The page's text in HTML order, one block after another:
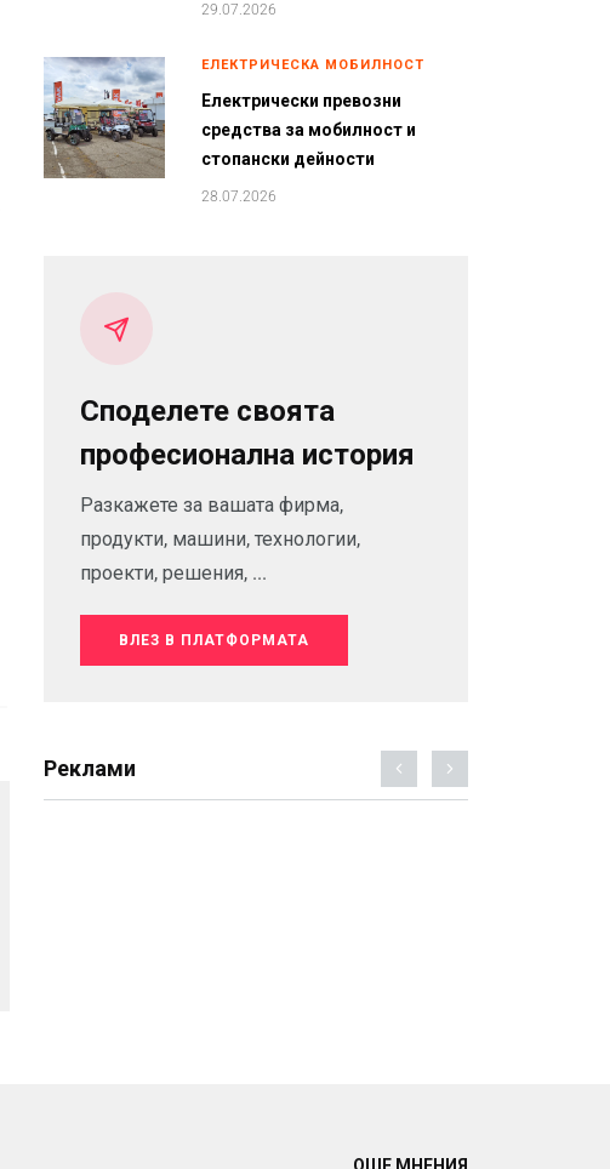
29.07.2026
ЕЛЕКТРИЧЕСКА МОБИЛНОСТ
Електрически превозни
средства за мобилност и
стопански дейности
28.07.2026
Споделете своята
професионална история
Разкажете за вашата фирма,
продукти, машини, технологии,
проекти, решения, ...
ВЛЕЗ В ПЛАТФОРМАТА
Реклами